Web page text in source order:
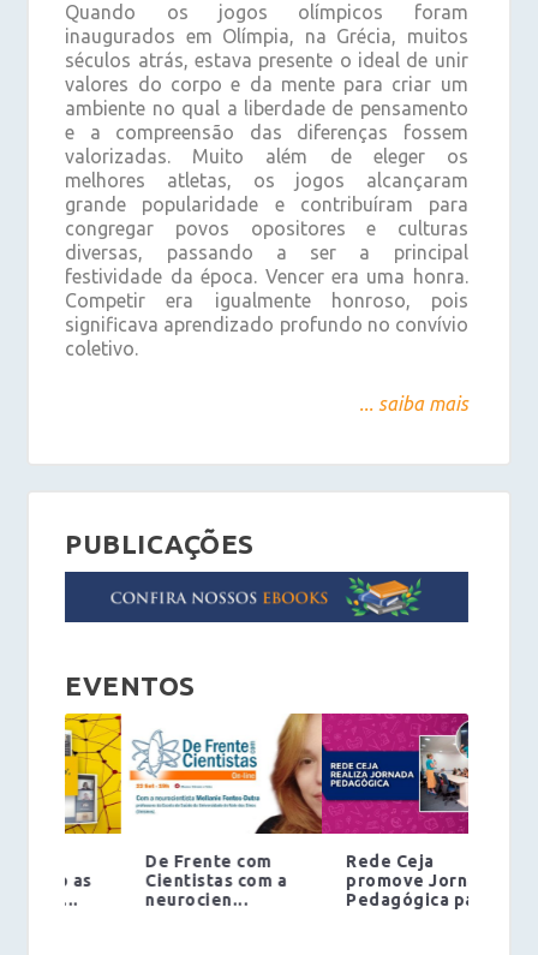
Quando os jogos olímpicos foram
inaugurados em Olímpia, na Grécia, muitos
séculos atrás, estava presente o ideal de unir
valores do corpo e da mente para criar um
ambiente no qual a liberdade de pensamento
e a compreensão das diferenças fossem
valorizadas. Muito além de eleger os
melhores atletas, os jogos alcançaram
grande popularidade e contribuíram para
congregar povos opositores e culturas
diversas, passando a ser a principal
festividade da época. Vencer era uma honra.
Competir era igualmente honroso, pois
significava aprendizado profundo no convívio
coletivo.
... saiba mais
PUBLICAÇÕES
EVENTOS
Rede Ceja
promove Jornada
Pedagógica par...
Seminário da
Fundação Cecierj
celebra ce...